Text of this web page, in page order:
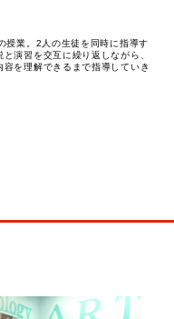
授業。2人の生徒を同時に指導す
演習を交互に繰り返しながら、
容を理解できるまで指導していき